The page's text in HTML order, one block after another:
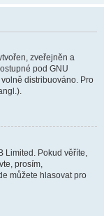
zveřejněn a
pod GNU
distribuováno. Pro
Limited. Pokud věříte,
prosím,
můžete hlasovat pro